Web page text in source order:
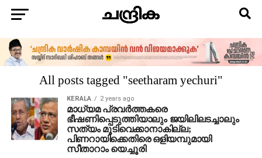
All posts tagged "seetharam yechuri"
KERALA 2 years ago
മാധ്യമ പ്രവര്‍ത്തകരെ
ഭീഷണിപ്പെടുത്തിയാലും ജയിലിലടച്ചാലും
സത്യം മൂടിവെക്കാനാകില്ല;
പിണറായിക്കെതിരെ ഒളിയമ്പുമായി
സീതാറാം യെച്ചൂരി